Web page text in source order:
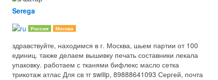
Serega
Россия Москва
здравствуйте, находимся в г. Москва, шьем партии от 100
единиц. также делаем вышивку печать составники лекала
упаковку. работаем с тканями бифлекс масло сетка
трикотаж атлас Для св тг swiiip, 89888641093 Сергей, почта